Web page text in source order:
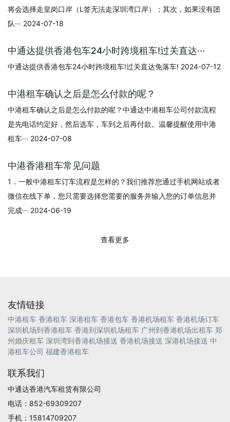
将会选择走皇岗口岸（L签无法走深圳湾口岸）；其次，如果没有团
队··· 2024-07-18
中通达提供香港包车24小时跨境租车!过关直达···
中通达提供香港包车24小时跨境租车!过关直达免落车! 2024-07-12
中港租车确认之后是怎么付款的呢？
中港租车确认之后是怎么付款的呢？中通达中港租车公司付款流程
是先电话约定好，然后选车，车到之后再付款。温馨提醒使用中港
租车··· 2024-07-08
中港香港租车常见问题
1．一般中港租车订车流程是怎样的？我们推荐您通过手机网站或者
微信在线下单，您只需要选择您需要的服务并输入您的订单信息并
完成··· 2024-06-19
查看更多
友情链接
中港租车 香港租车 深港租车 香港包车 香港机场租车 香港机场订车
深圳机场到香港租车 香港到深圳机场租车 广州到香港机场出租车 郑
州婚庆租车 深圳湾到香港机场接送 香港机场接送 深港机场接送 中
港租车公司 福建香港租车
联系我们
中通达香港汽车租赁有限公司
电话：852-69309207
手机：15814709207